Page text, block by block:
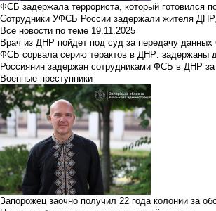
ФСБ задержала террориста, который готовился
Сотрудники УФСБ России задержали жителя ДНР,
Все новости по теме 19.11.2025
Врач из ДНР пойдет под суд за передачу
ФСБ сорвала серию терактов в ДНР: задержаны
Россиянин задержан сотрудниками ФСБ в ДНР
Военные преступники
Запорожец заочно получил 22 года колонии за